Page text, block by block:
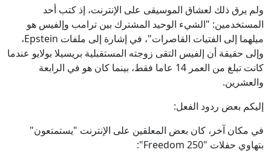
ولم يرق ذلك لعشاق الموسيقى على الإنترنت، إذ كتب أحد
المستخدمين: "الشيء الوحيد المشترك بين ترامب وإلفيس هو
ميلهما إلى الفتيات القاصرات"، في إشارة إلى ملفات Epstein،
وإلى حقيقة أن إلفيس التقى زوجته المستقبلية بريسيلا بولايو عندما
كانت تبلغ من العمر 14 عاما فقط، بينما كان هو في الرابعة
والعشرين.
إليكم بعض ردود الفعل:
في مكان آخر، كان بعض المعلقين على الإنترنت "يستمتعون"
بتهاوي حفلات "Freedom 250":